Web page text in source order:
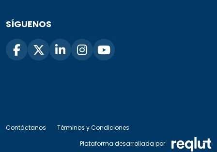
SÍGUENOS
Contáctanos
Términos y Condiciones
Plataforma desarrollada por